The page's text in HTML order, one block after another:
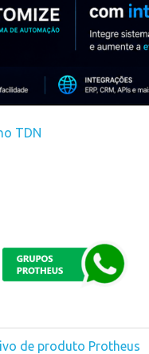
TDN
de produto Protheus